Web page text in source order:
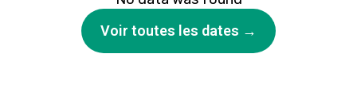
Voir toutes les dates →